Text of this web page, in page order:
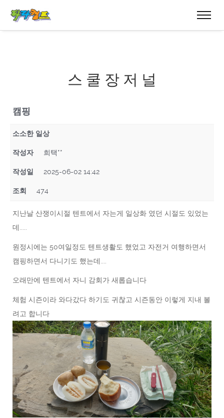
스 쿨 장 저 널
캠핑
소소한 일상
작성자 희택**
작성일 2025-06-02 14:42
조회 474
지난날 산쟁이시절 텐트에서 자는게 일상화 였던 시절도 있었는
데.....
원정시에는 50여일정도 텐트생활도 했었고 자전거 여행하면서
캠핑하면서 다니기도 했는데....
오래만에 텐트에서 자니 감회가 새롭습니다
체험 시즌이라 와다갔다 하기도 귀찮고 시즌동안 이렇게 지내 볼
려고 합니다